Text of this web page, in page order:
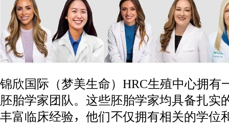
锦欣国际（梦美生命）HRC生殖中心拥有
胚胎学家团队。这些胚胎学家均具备扎实
丰富临床经验，他们不仅拥有相关的学位